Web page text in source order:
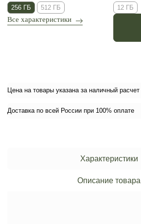
256 ГБ
512 ГБ
12 ГБ
Все характеристики
Цена на товары указана за наличный расчет
Доставка по всей России при 100% оплате
Характеристики
Описание товара